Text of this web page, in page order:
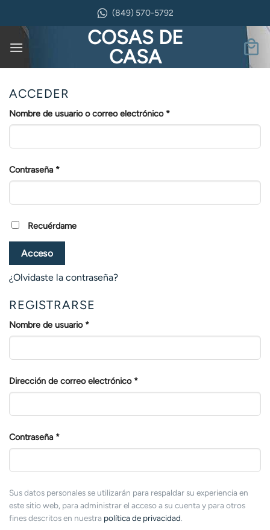
contenido
(849) 570-5792
COSAS DE
CASA
ACCEDER
Nombre de usuario o correo electrónico *Obligatorio
Contraseña *Obligatorio
Recuérdame
Acceso
¿Olvidaste la contraseña?
REGISTRARSE
Nombre de usuario *Obligatorio
Dirección de correo electrónico *Obligatorio
Contraseña *Obligatorio
Sus datos personales se utilizarán para respaldar su experiencia en
este sitio web, para administrar el acceso a su cuenta y para otros
fines descritos en nuestra política de privacidad